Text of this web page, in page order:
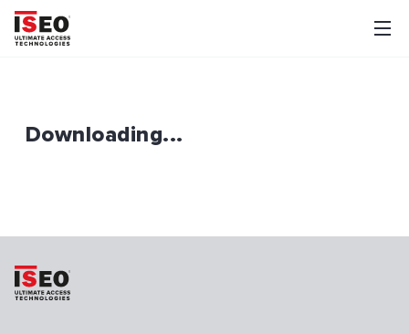
Downloading...